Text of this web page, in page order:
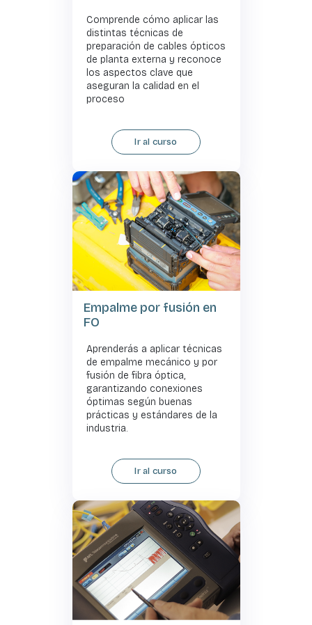
Comprende cómo aplicar las
distintas técnicas de
preparación de cables ópticos
de planta externa y reconoce
los aspectos clave que
aseguran la calidad en el
proceso
Ir al curso
Empalme por fusión en
FO
Aprenderás a aplicar técnicas
de empalme mecánico y por
fusión de fibra óptica,
garantizando conexiones
óptimas según buenas
prácticas y estándares de la
industria.
Ir al curso